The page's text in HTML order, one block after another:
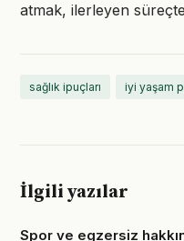
atmak, ilerleyen
sağlık ipuçları iyi yaşam
İlgili yazılar
Spor ve egzersiz